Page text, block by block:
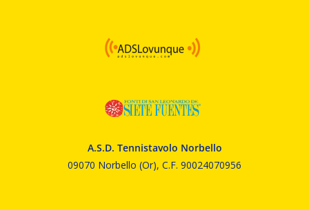
A.S.D. Tennistavolo Norbello
09070 Norbello (Or), C.F. 90024070956